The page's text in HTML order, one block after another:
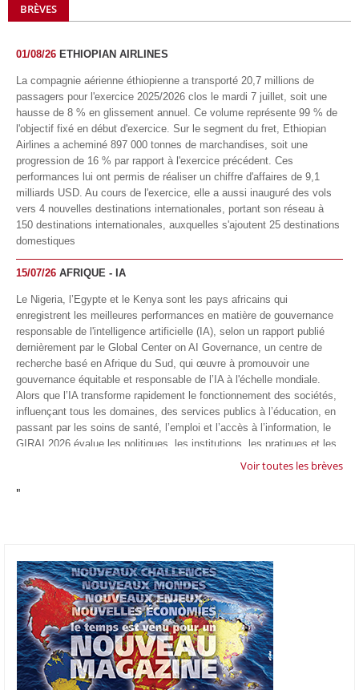
BRÈVES
01/08/26 ETHIOPIAN AIRLINES
La compagnie aérienne éthiopienne a transporté 20,7 millions de
passagers pour l'exercice 2025/2026 clos le mardi 7 juillet, soit une
hausse de 8 % en glissement annuel. Ce volume représente 99 % de
l'objectif fixé en début d'exercice. Sur le segment du fret, Ethiopian
Airlines a acheminé 897 000 tonnes de marchandises, soit une
progression de 16 % par rapport à l'exercice précédent. Ces
performances lui ont permis de réaliser un chiffre d'affaires de 9,1
milliards USD. Au cours de l'exercice, elle a aussi inauguré des vols
vers 4 nouvelles destinations internationales, portant son réseau à
150 destinations internationales, auxquelles s'ajoutent 25 destinations
domestiques
15/07/26 AFRIQUE - IA
Le Nigeria, l’Egypte et le Kenya sont les pays africains qui
enregistrent les meilleures performances en matière de gouvernance
responsable de l'intelligence artificielle (IA), selon un rapport publié
dernièrement par le Global Center on AI Governance, un centre de
recherche basé en Afrique du Sud, qui œuvre à promouvoir une
gouvernance équitable et responsable de l’IA à l'échelle mondiale.
Alors que l’IA transforme rapidement le fonctionnement des sociétés,
influençant tous les domaines, des services publics à l’éducation, en
passant par les soins de santé, l’emploi et l’accès à l’information, le
GIRAI 2026 évalue les politiques, les institutions, les pratiques et les
conditions générales de gouvernance qui favorisent un déploiement
technologie.
appliquée d'Afrique à À Accra, au Ghana. L'annonce a été faite
mercredi 1er juillet lors du premier Google Cloud Summit du groupe
américain, qui a également indiqué avoir dépassé son objectif
d'investir un milliard de dollars sur le continent en cinq ans. Baptisée
Google Africa Applied AI Lab, la structure sera hébergée à l'AI
Community Centre d'Accra. Elle associera des fondateurs de start-up
venus de tout le continent à des chercheurs de Google et leur donnera
un accès anticipé aux derniers modèles d'IA de l'entreprise. Les
Voir toutes les brèves
"